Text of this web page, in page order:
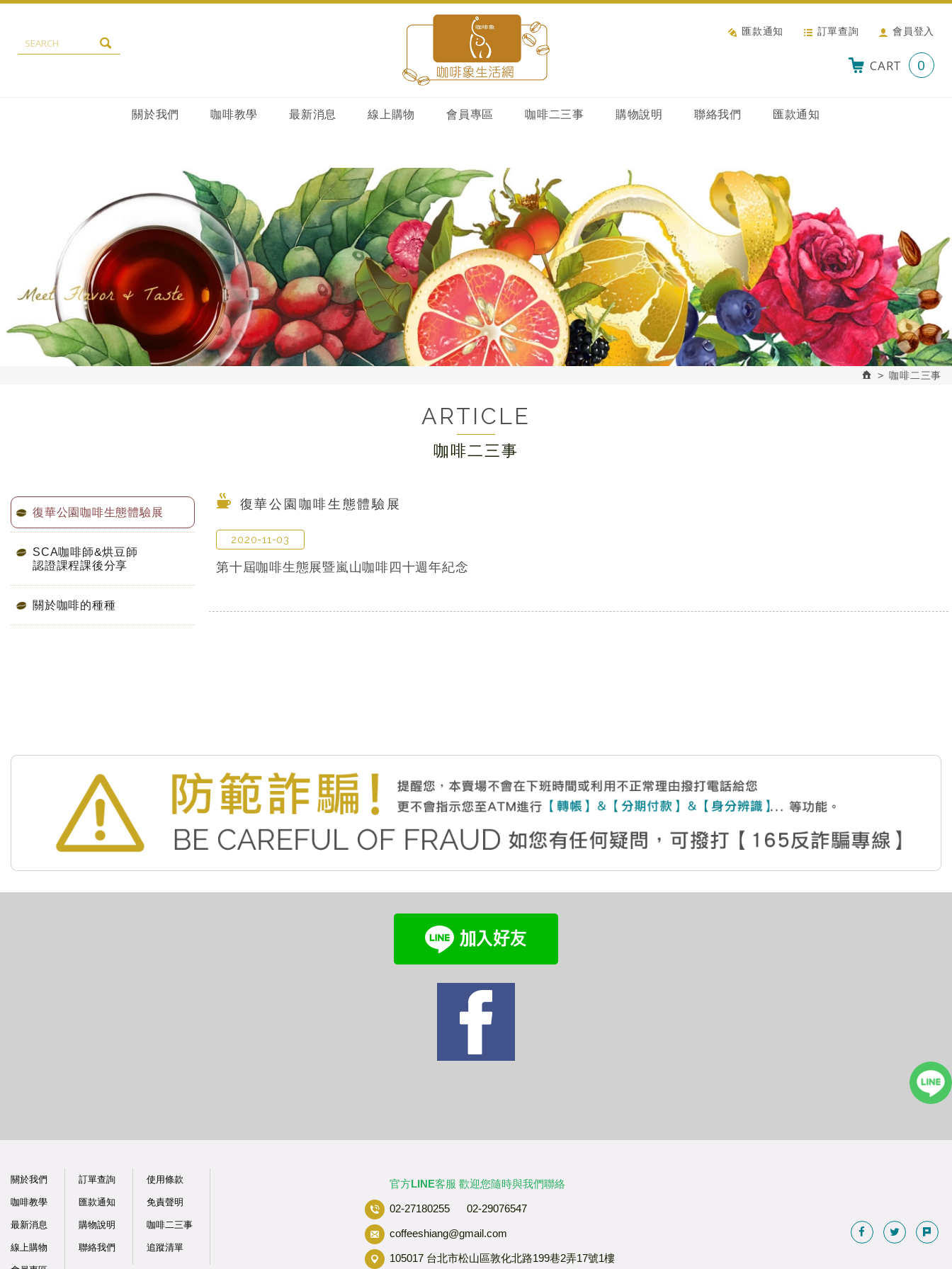
匯款通知 訂單查詢 會員登入
CART 0
關於我們 咖啡教學 最新消息 線上購物 會員專區 咖啡二三事 購物說明 聯絡我們 匯款通知
咖啡二三事
ARTICLE
咖啡二三事
復華公園咖啡生態體驗展
SCA咖啡師&烘豆師
認證課程課後分享
關於咖啡的種種
復華公園咖啡生態體驗展
2020-11-03
第十屆咖啡生態展暨嵐山咖啡四十週年紀念
關於我們
咖啡教學
最新消息
線上購物
訂單查詢
匯款通知
購物說明
聯絡我們
使用條款
免責聲明
咖啡二三事
追蹤清單
官方LINE客服 歡迎您隨時與我們聯絡
02-27180255 02-29076547
coffeeshiang@gmail.com
105017 台北市松山區敦化北路199巷2弄17號1樓